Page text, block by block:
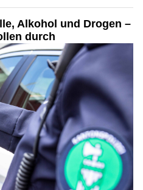
Alkohol und Drogen –
durch